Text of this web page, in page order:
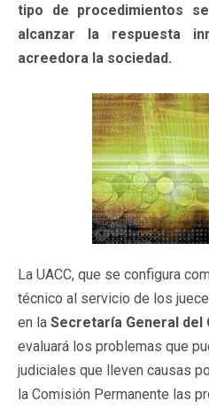
tipo de procedimientos
alcanzar la respuesta
acreedora la sociedad.
La UACC, que se configura
técnico al servicio de los
en la Secretaría General del
evaluará los problemas que
judiciales que lleven causas
la Comisión Permanente las